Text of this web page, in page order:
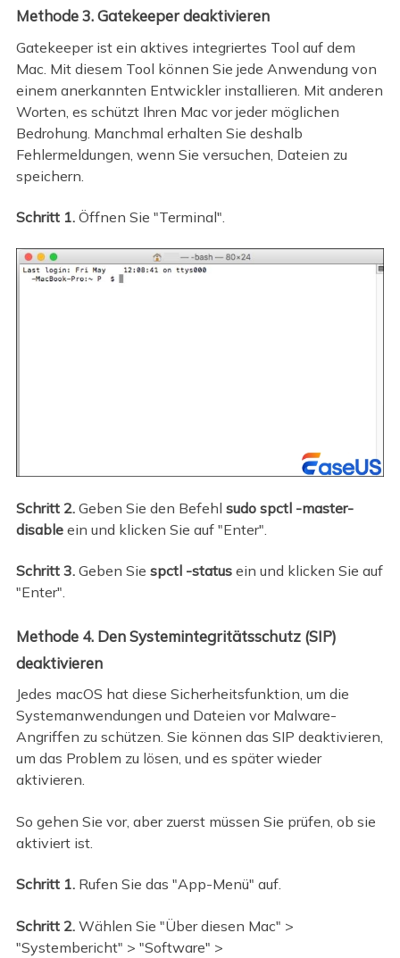
Methode 3. Gatekeeper deaktivieren
Gatekeeper ist ein aktives integriertes Tool auf dem
Mac. Mit diesem Tool können Sie jede Anwendung von
einem anerkannten Entwickler installieren. Mit anderen
Worten, es schützt Ihren Mac vor jeder möglichen
Bedrohung. Manchmal erhalten Sie deshalb
Fehlermeldungen, wenn Sie versuchen, Dateien zu
speichern.
Schritt 1.Öffnen Sie "Terminal".
Schritt 2. Geben Sie den Befehl sudo spctl -master-
disableein und klicken Sie auf "Enter".
Schritt 3.Geben Sie spctl -statusein und klicken Sie auf
"Enter".
Methode 4. Den Systemintegritätsschutz (SIP)
deaktivieren
Jedes macOS hat diese Sicherheitsfunktion, um die
Systemanwendungen und Dateien vor Malware-
Angriffen zu schützen. Sie können das SIP deaktivieren,
um das Problem zu lösen, und es später wieder
aktivieren.
So gehen Sie vor, aber zuerst müssen Sie prüfen, ob sie
aktiviert ist.
Schritt 1. Rufen Sie das "App-Menü" auf.
Schritt 2. Wählen Sie "Über diesen Mac" >
"Systembericht" > "Software" >